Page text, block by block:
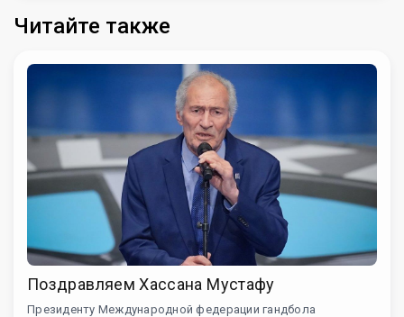
Читайте также
Поздравляем Хассана Мустафу
Президенту Международной федерации гандбола